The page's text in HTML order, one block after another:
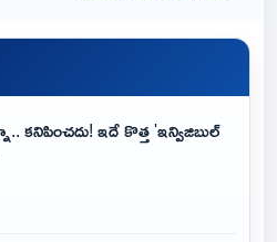
కనిపించదు! ఇదే కొత్త 'ఇన్విజిబుల్